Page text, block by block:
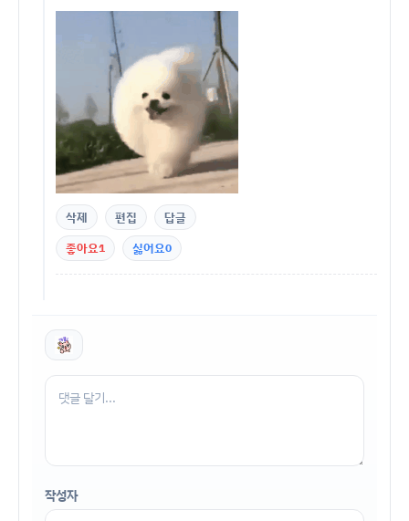
삭제 편집
답글
좋아요1 싫어요0
작성자